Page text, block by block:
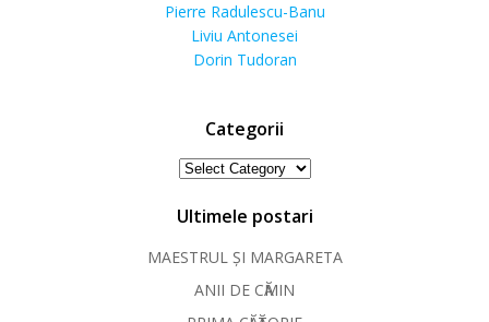
Pierre Radulescu-Banu
Liviu Antonesei
Dorin Tudoran
Categorii
Categorii
Ultimele postari
MAESTRUL ȘI MARGARETA
ANII DE CӐMIN